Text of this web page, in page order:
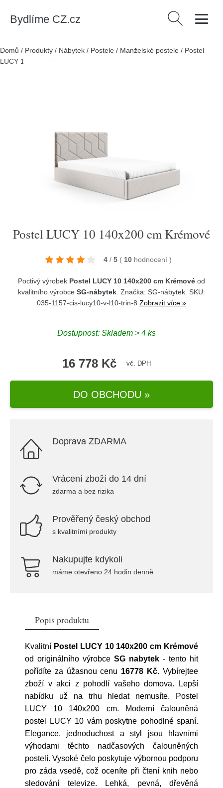
Bydlíme CZ.cz Vyhledávání
Domů / Produkty / Nábytek / Postele / Manželské postele / Postel
LUCY 10 140x200 cm Krémové
Postel LUCY 10 140x200 cm Krémové
4 / 5 ( 10 hodnocení )
Poctivý výrobek Postel LUCY 10 140x200 cm Krémové od
kvalitního výrobce SG-nábytek . Značka: SG-nábytek . SKU:
035-1157-cis-lucy10-v-l10-trin-8 Zobrazit více »
Dostupnost: Skladem > 4 ks
16 778 Kč vč. DPH
DO OBCHODU »
Doprava ZDARMA
Vrácení zboží do 14 dní
zdarma a bez rizika
Prověřený český obchod
s kvalitními produkty
Nakupujte kdykoli
máme otevřeno 24 hodin denně
Popis produktu
Kvalitní Postel LUCY 10 140x200 cm Krémové
od originálního výrobce SG nabytek - tento hit
pořídíte za úžasnou cenu 16778 Kč. Vybírejtee
zboží v akci z pohodlí vašeho domova. Lepší
nabídku už na trhu hledat nemusíte. Postel
LUCY 10 140x200 cm. Moderní čalouněná
postel LUCY 10 vám poskytne pohodlné spaní.
Elegance, jednoduchost a styl jsou hlavními
výhodami těchto nadčasových čalouněných
postelí. Vysoké čelo poskytuje výbornou podporu
pro záda vsedě, což oceníte při čtení knih nebo
sledování televize. Lehká, pevná, dřevěná